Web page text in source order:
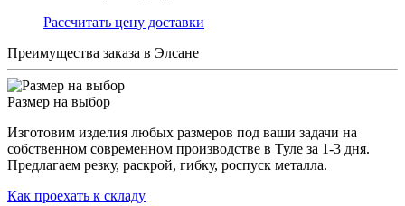
Раcсчитать цену доставки
Преимущества заказа в Элсане
Размер на выбор
Изготовим изделия любых размеров под ваши задачи на
собственном современном производстве в Туле за 1-3 дня.
Предлагаем резку, раскрой, гибку, роспуск металла.
Как проехать к складу